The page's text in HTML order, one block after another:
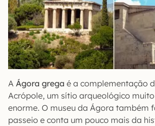
A Ágora grega é a complementação
Acrópole, um sítio arqueológico
enorme. O museu da Ágora também
passeio e conta um pouco mais da